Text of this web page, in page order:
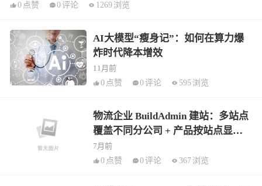
0 点赞 0评论 1269 浏览
AI大模型“瘦身记”：如何在算力爆
炸时代降本增效
11月前
0 点赞 0评论 595 浏览
物流企业 BuildAdmin 建站：多站点
覆盖不同分公司 + 产品按站点显示
物流线路 + AI 物流知识文章
7月前
0 点赞 0评论 367 浏览